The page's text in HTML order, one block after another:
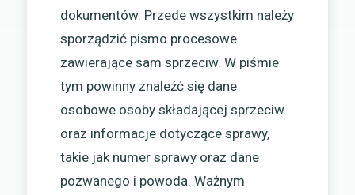
dokumentów. Przede wszystkim należy
sporządzić pismo procesowe
zawierające sam sprzeciw. W piśmie
tym powinny znaleźć się dane
osobowe osoby składającej sprzeciw
oraz informacje dotyczące sprawy,
takie jak numer sprawy oraz dane
pozwanego i powoda. Ważnym